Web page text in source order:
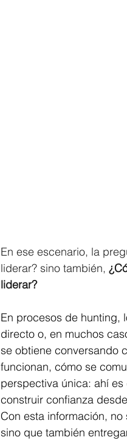
En ese escenario, la
liderar? sino también,
liderar?
En procesos de hunting,
directo o, en muchos
se obtiene conversando
funcionan, cómo se
perspectiva única: ahí
construir confianza
Con esta información,
sino que también